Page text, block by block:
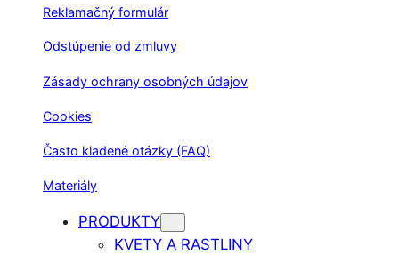
Reklamačný formulár
Odstúpenie od zmluvy
Zásady ochrany osobných údajov
Cookies
Často kladené otázky (FAQ)
Materiály
PRODUKTY
KVETY A RASTLINY